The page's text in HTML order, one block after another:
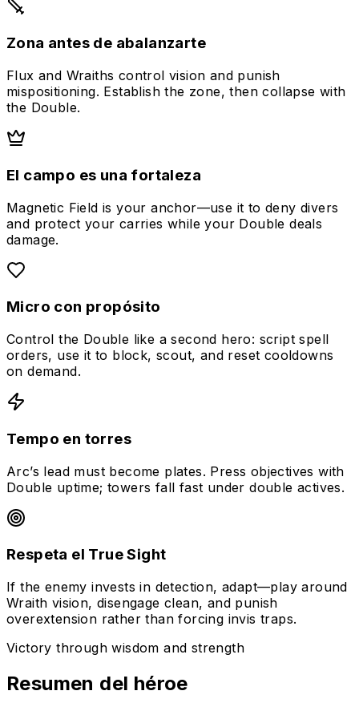
Zona antes de abalanzarte
Flux and Wraiths control vision and punish
mispositioning. Establish the zone, then collapse with
the Double.
El campo es una fortaleza
Magnetic Field is your anchor—use it to deny divers
and protect your carries while your Double deals
damage.
Micro con propósito
Control the Double like a second hero: script spell
orders, use it to block, scout, and reset cooldowns
on demand.
Tempo en torres
Arc’s lead must become plates. Press objectives with
Double uptime; towers fall fast under double actives.
Respeta el True Sight
If the enemy invests in detection, adapt—play around
Wraith vision, disengage clean, and punish
overextension rather than forcing invis traps.
Victory through wisdom and strength
Resumen del héroe